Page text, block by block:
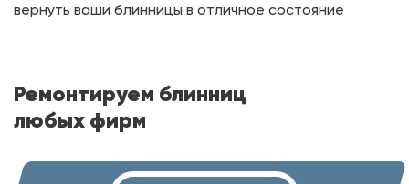
вернуть ваши блинницы в отличное состояние
Ремонтируем блинниц
любых фирм